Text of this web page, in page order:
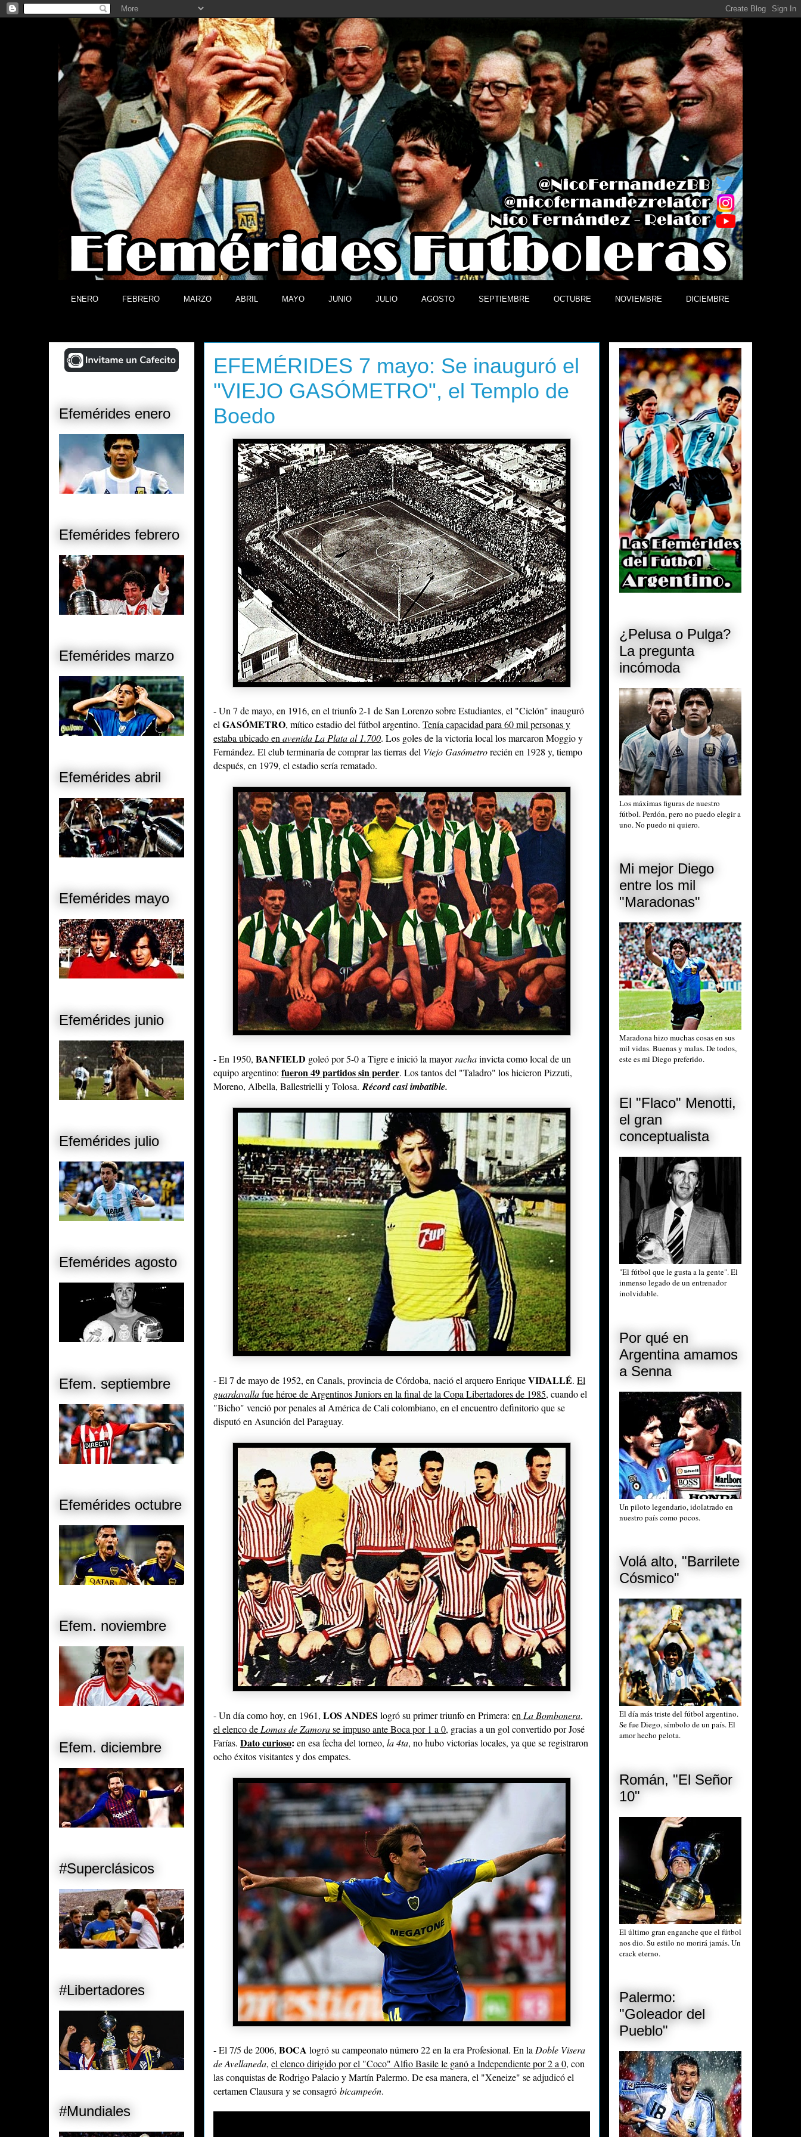
ENERO FEBRERO MARZO ABRIL MAYO JUNIO JULIO AGOSTO SEPTIEMBRE OCTUBRE NOVIEMBRE DICIEMBRE
EFEMÉRIDES 7 mayo: Se inauguró el
"VIEJO GASÓMETRO", el Templo de
Boedo
- Un 7 de mayo, en 1916, en el triunfo 2-1 de San Lorenzo sobre Estudiantes, el "Ciclón" inauguró
el GASÓMETRO, mítico estadio del fútbol argentino. Tenía capacidad para 60 mil personas y
estaba ubicado en avenida La Plata al 1.700. Los goles de la victoria local los marcaron Moggio y
Fernández. El club terminaría de comprar las tierras del Viejo Gasómetrorecién en 1928 y, tiempo
después, en 1979, el estadio sería rematado.
- En 1950, BANFIELD goleó por 5-0 a Tigre e inició la mayorrachainvicta como local de un
equipo argentino: fueron 49 partidos sin perder. Los tantos del "Taladro" los hicieron Pizzuti,
Moreno, Albella, Ballestrielli y Tolosa. Récord casi imbatible.
- El 7 de mayo de 1952, en Canals, provincia de Córdoba, nació el arquero EnriqueVIDALLÉ. El
guardavallafue héroe de Argentinos Juniors en la final de la Copa Libertadores de 1985, cuando el
"Bicho" venció por penales al América de Cali colombiano, en el encuentro definitorio que se
disputó en Asunción del Paraguay.
- Un día como hoy, en 1961, LOS ANDES logró su primer triunfo en Primera: en La Bombonera,
el elenco de Lomas de Zamorase impuso ante Boca por 1 a 0, gracias a un gol convertido por José
Farías. Dato curioso: en esa fecha del torneo, la 4ta, no hubo victorias locales, ya que se registraron
ocho éxitos visitantes y dos empates.
- El 7/5 de 2006, BOCA logró su campeonato número 22 en la era Profesional. En la Doble Visera
de Avellaneda, el elenco dirigido por el "Coco" Alfio Basile le ganó a Independiente por 2 a 0, con
las conquistas de Rodrigo Palacio y Martín Palermo. De esa manera, el "Xeneize" se adjudicó el
certamen Clausura y se consagró bicampeón.
Efemérides enero
Efemérides febrero
Efemérides marzo
Efemérides abril
Efemérides mayo
Efemérides junio
Efemérides julio
Efemérides agosto
Efem. septiembre
Efemérides octubre
Efem. noviembre
Efem. diciembre
#Superclásicos
#Libertadores
#Mundiales
¿Pelusa o Pulga?
La pregunta
incómoda
Los máximas figuras de nuestro
fútbol. Perdón, pero no puedo elegir a
uno. No puedo ni quiero.
Mi mejor Diego
entre los mil
"Maradonas"
Maradona hizo muchas cosas en sus
mil vidas. Buenas y malas. De todos,
este es mi Diego preferido.
El "Flaco" Menotti,
el gran
conceptualista
"El fútbol que le gusta a la gente". El
inmenso legado de un entrenador
inolvidable.
Por qué en
Argentina amamos
a Senna
Un piloto legendario, idolatrado en
nuestro país como pocos.
Volá alto, "Barrilete
Cósmico"
El día más triste del fútbol argentino.
Se fue Diego, símbolo de un país. El
amor hecho pelota.
Román, "El Señor
10"
El último gran enganche que el fútbol
nos dio. Su estilo no morirá jamás. Un
crack eterno.
Palermo:
"Goleador del
Pueblo"